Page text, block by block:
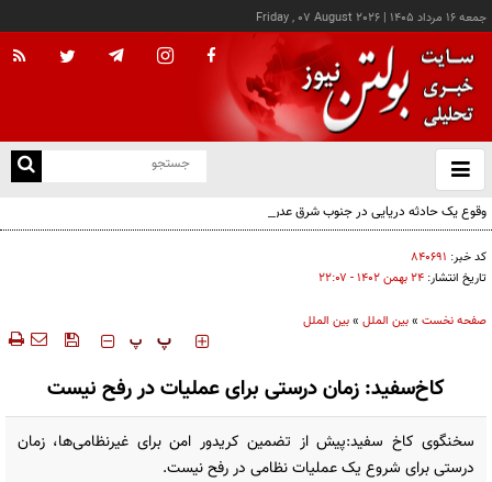
جمعه ۱۶ مرداد ۱۴۰۵ |
Friday , 07 August 2026
باز
و
وقوع یک حادثه دریایی در جنوب شرق عدن
کد خبر: ۸۴۰۶۹۱
تاریخ انتشار: ۲۴ بهمن ۱۴۰۲ - ۲۲:۰۷
صفحه نخست »بین الملل »بین الملل
‍‍‍ پ پ
کاخ‌سفید: زمان درستی برای عملیات در رفح نیست
سخنگوی کاخ سفید:پیش از تضمین کریدور امن برای غیرنظامی‌ها، زمان
درستی برای شروع یک عملیات نظامی در رفح نیست.